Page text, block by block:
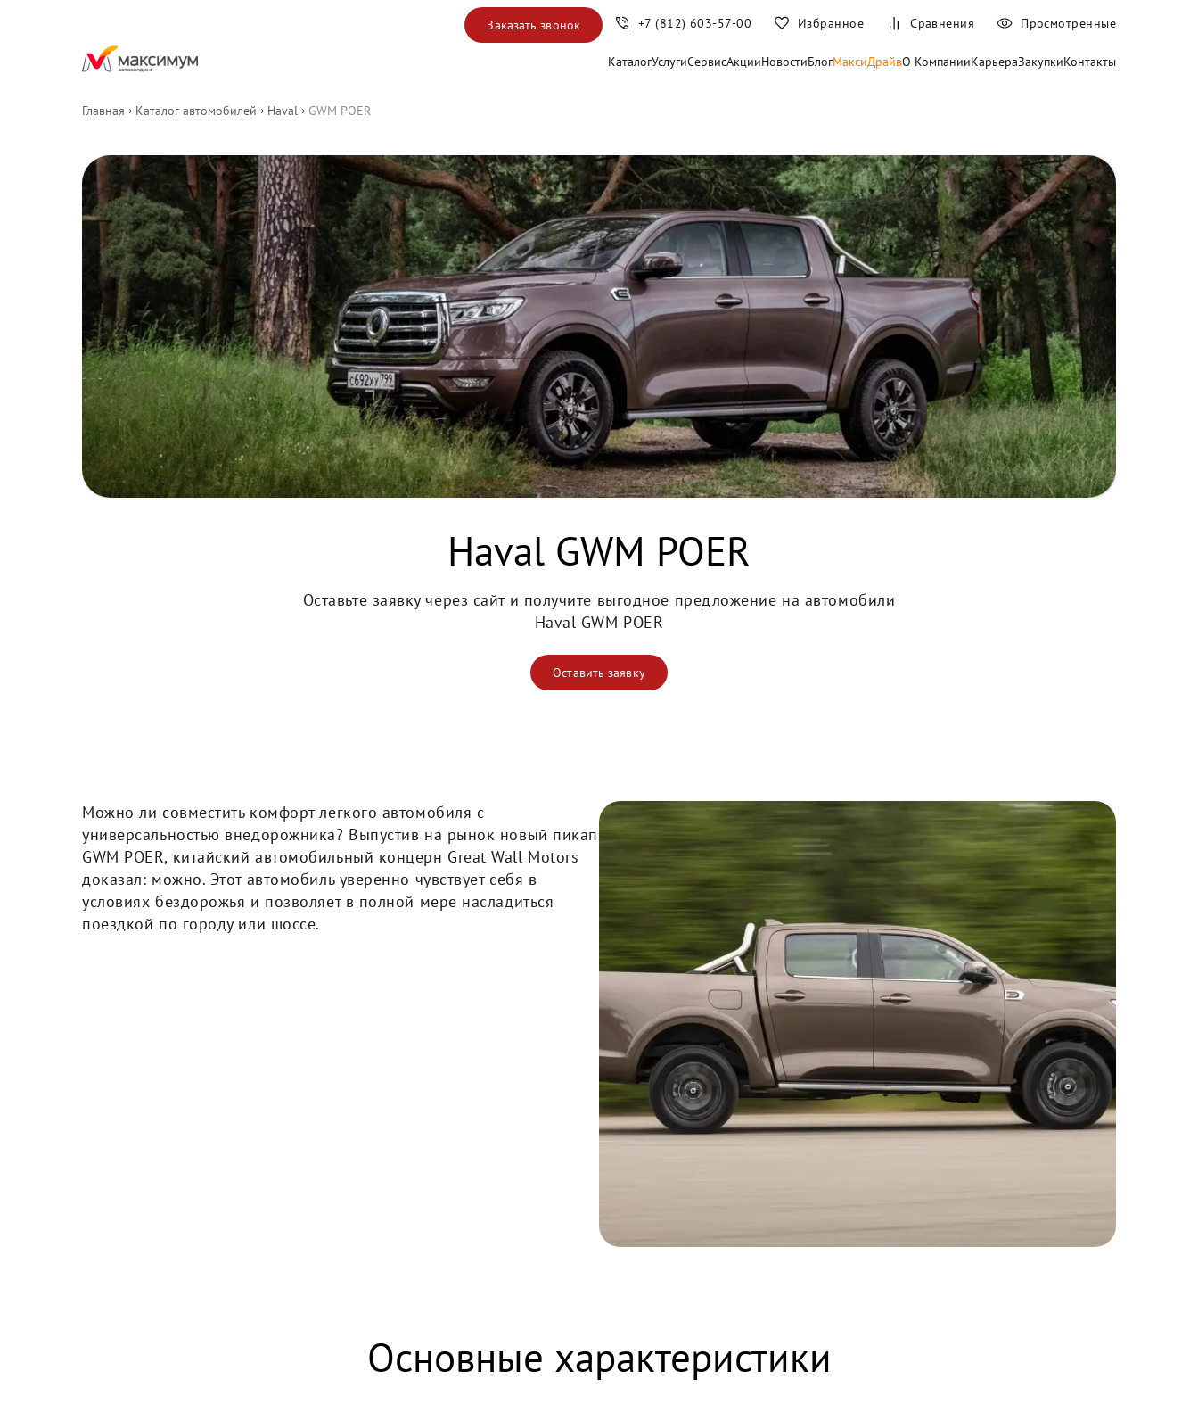
КаталогУслугиСервисАкцииНовостиБлогМаксиДрайвО КомпанииКарьераЗакупкиКонтакты
Заказать звонок +7 (812) 603-57-00 Избранное Сравнения Просмотренные
Главная Каталог автомобилей Haval GWM POER
Haval GWM POER
Оставьте заявку через сайт и получите выгодное предложение на автомобили
Haval GWM POER
Оставить заявку
Можно ли совместить комфорт легкого автомобиля с
универсальностью внедорожника? Выпустив на рынок новый пикап
GWM POER, китайский автомобильный концерн Great Wall Motors
доказал: можно. Этот автомобиль уверенно чувствует себя в
условиях бездорожья и позволяет в полной мере насладиться
поездкой по городу или шоссе.
Основные характеристики